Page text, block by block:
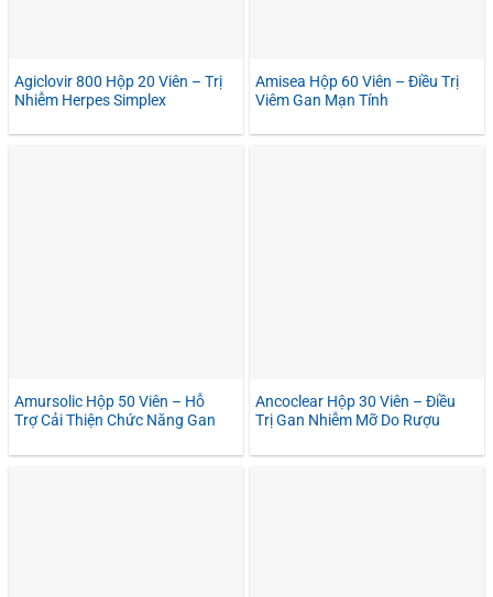
Agiclovir 800 Hộp 20 Viên – Trị
Nhiễm Herpes Simplex
Amisea Hộp 60 Viên – Điều Trị
Viêm Gan Mạn Tính
Amursolic Hộp 50 Viên – Hỗ
Trợ Cải Thiện Chức Năng Gan
Ancoclear Hộp 30 Viên – Điều
Trị Gan Nhiễm Mỡ Do Rượu